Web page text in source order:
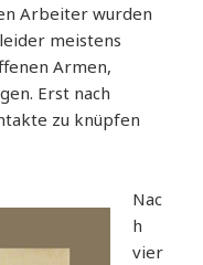
Arbeiter wurden
meistens
Armen,
Erst nach
zu knüpfen
Nac
h
vier